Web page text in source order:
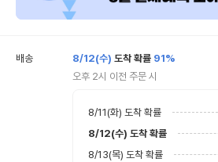
배송 8/12(수) 도착 확률 91%
오후 2시 이전 주문 시
8/11(화) 도착 확률
8/12(수) 도착 확률
8/13(목) 도착 확률